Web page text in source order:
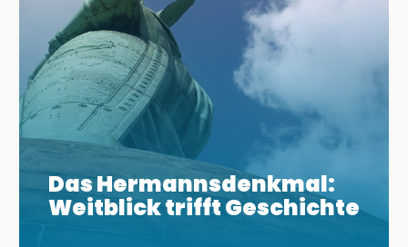
Das Hermannsdenkmal:
Weitblick trifft Geschichte